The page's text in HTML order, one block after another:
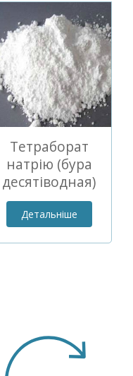
Тетраборат
натрію (бура
десятіводная)
Детальніше